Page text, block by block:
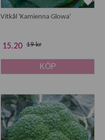
Vitkål 'Kamienna Glowa'
15.20 19 kr
KÖP